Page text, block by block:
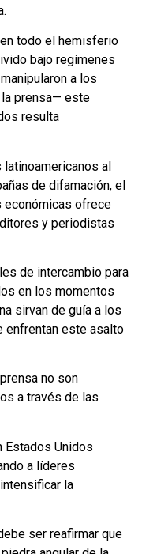
todo el hemisferio
bajo regímenes
a los
prensa— este
resulta
al
de difamación, el
económicas ofrece
y periodistas
de intercambio para
en los momentos
sirvan de guía a los
enfrentan este asalto
no son
a través de las
Estados Unidos
a líderes
la
ser reafirmar que